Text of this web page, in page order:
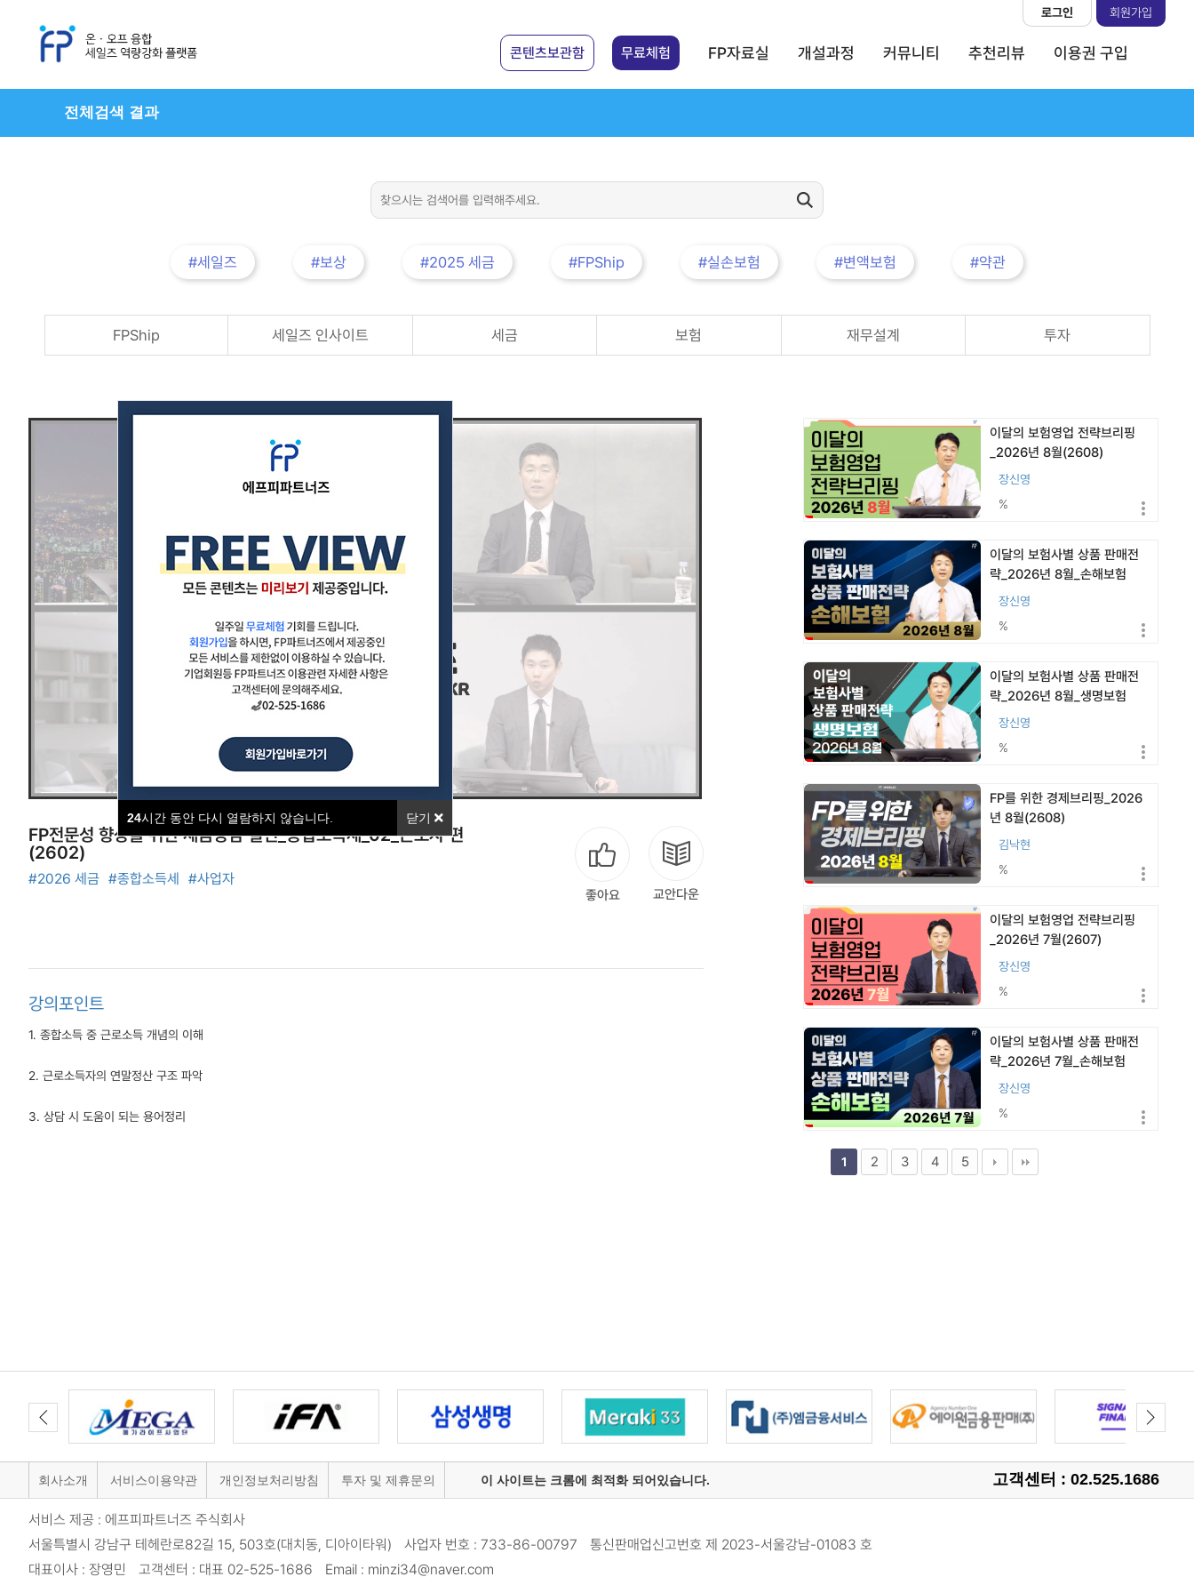
콘텐츠보관함 무료체험 FP자료실 개설과정 커뮤니티 추천리뷰 이용권 구입
로그인 회원가입
전체검색 결과
#세일즈 #보상 #2025 세금 #FPShip #실손보험 #변액보험 #약관
FPShip 세일즈 인사이트 세금 보험 재무설계 투자
24시간 동안 다시 열람하지 않습니다. 닫기
FP전문성 향상을 위한 세금상담 실전_종합소득세_02_근로자 편
(2602)
#2026 세금 #종합소득세 #사업자
좋아요 교안다운
강의포인트
1. 종합소득 중 근로소득 개념의 이해
2. 근로소득자의 연말정산 구조 파악
3. 상담 시 도움이 되는 용어정리
이달의 보험영업 전략브리핑
_2026년 8월(2608)
장신영
%
이달의 보험사별 상품 판매전
략_2026년 8월_손해보험
(2608)
장신영
%
이달의 보험사별 상품 판매전
략_2026년 8월_생명보험
(2608)
장신영
%
FP를 위한 경제브리핑_2026
년 8월(2608)
김낙현
%
이달의 보험영업 전략브리핑
_2026년 7월(2607)
장신영
%
이달의 보험사별 상품 판매전
략_2026년 7월_손해보험
(2607)
장신영
%
1 2 3 4 5
회사소개 서비스이용약관 개인정보처리방침 투자 및 제휴문의 이 사이트는 크롬에 최적화 되어있습니다. 고객센터 : 02.525.1686
서비스 제공 : 에프피파트너즈 주식회사
서울특별시 강남구 테헤란로82길 15, 503호(대치동, 디아이타워) 사업자 번호 : 733-86-00797 통신판매업신고번호 제 2023-서울강남-01083 호
대표이사 : 장영민 고객센터 : 대표 02-525-1686 Email : minzi34@naver.com